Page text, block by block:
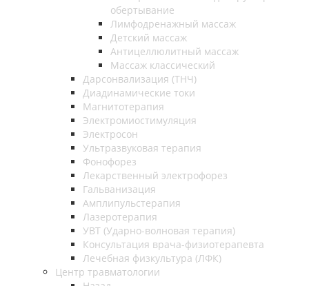
обертывание
Лимфодренажный массаж
Детский массаж
Антицеллюлитный массаж
Массаж классический
Дарсонвализация (ТНЧ)
Диадинамические токи
Магнитотерапия
Электромиостимуляция
Электросон
Ультразвуковая терапия
Фонофорез
Лекарственный электрофорез
Гальванизация
Амплипульстерапия
Лазеротерапия
УВТ (Ударно-волновая терапия)
Консультация врача-физиотерапевта
Лечебная физкультура (ЛФК)
Центр травматологии